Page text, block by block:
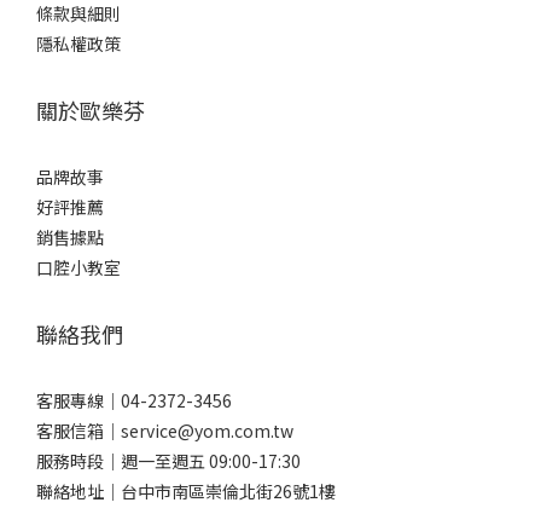
條款與細則
隱私權政策
關於歐樂芬
品牌故事
好評推薦
銷售據點
口腔小教室
聯絡我們
客服專線｜04-2372-3456
客服信箱｜service@yom.com.tw
服務時段｜週一至週五 09:00-17:30
聯絡地址｜台中市南區崇倫北街26號1樓